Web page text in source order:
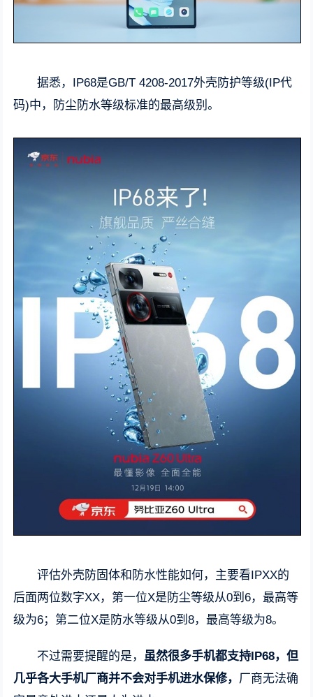
据悉，IP68是GB/T 4208-2017外壳防护等级(IP代
码)中，防尘防水等级标准的最高级别。
评估外壳防固体和防水性能如何，主要看IPXX的
后面两位数字XX，第一位X是防尘等级从0到6，最高等
级为6；第二位X是防水等级从0到8，最高等级为8。
不过需要提醒的是， 虽然很多手机都支持IP68，但
几乎各大手机厂商并不会对手机进水保修， 厂商无法确